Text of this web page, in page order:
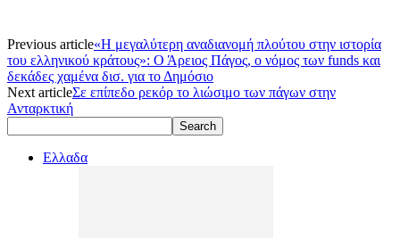
Previous article«Η μεγαλύτερη αναδιανομή πλούτου στην ιστορία
του ελληνικού κράτους»: Ο Άρειος Πάγος, ο νόμος των funds και
δεκάδες χαμένα δισ. για το Δημόσιο
Next articleΣε επίπεδο ρεκόρ το λιώσιμο των πάγων στην
Ανταρκτική
Ελλαδα